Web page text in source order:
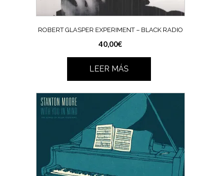
ROBERT GLASPER EXPERIMENT ‎– BLACK RADIO
40,00€
LEER MÁS